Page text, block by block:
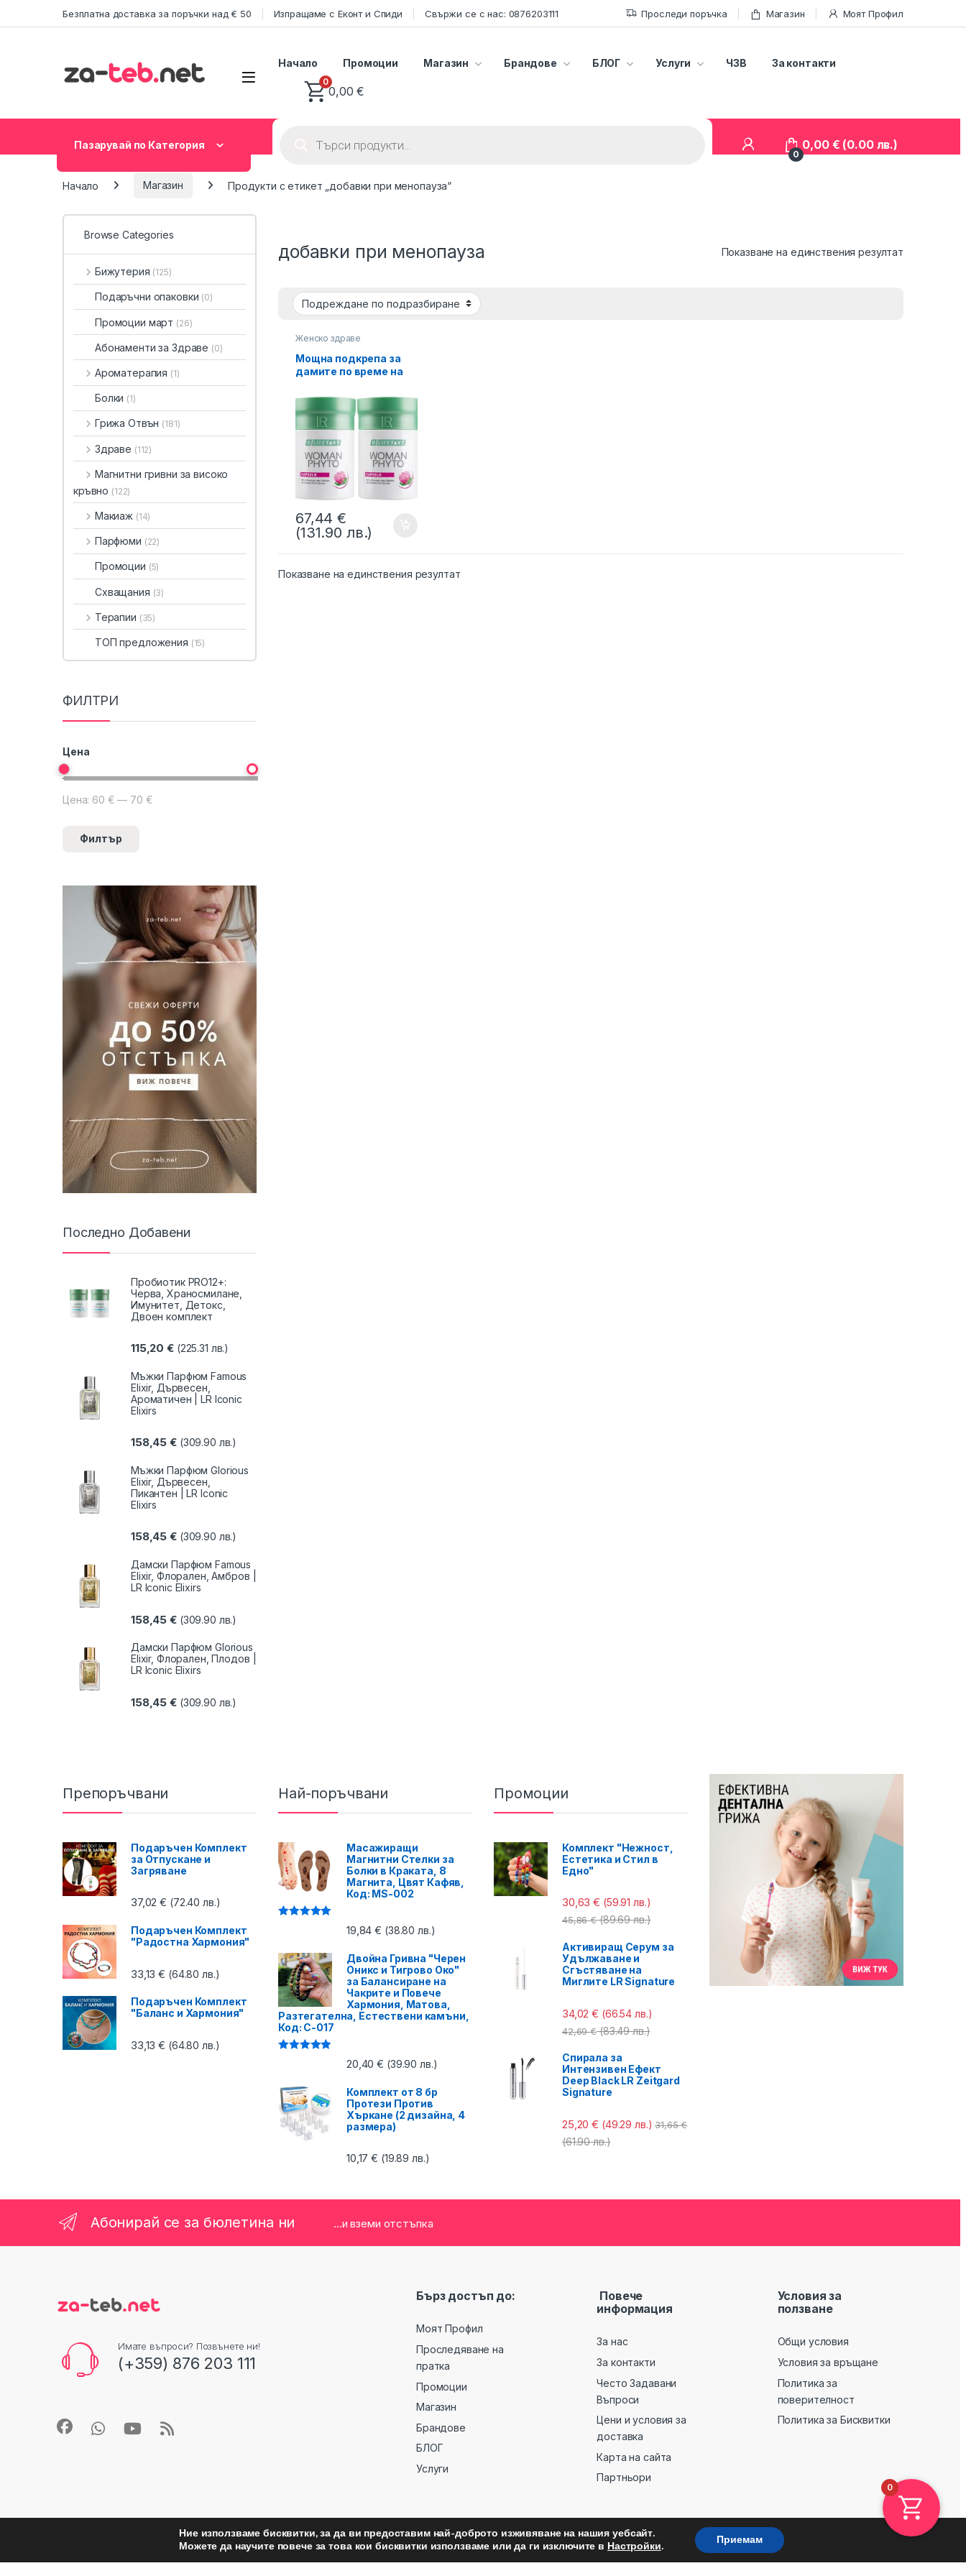
Безплатна доставка за поръчки над € 50 Изпращаме с Еконт и Спиди Свържи се с нас: 0876203111 Проследи поръчка Магазин Моят Профил
Начало Промоции Магазин Брандове БЛОГ Услуги ЧЗВ За контакти
0
0,00€
Пазарувай по Категория
0
0,00 € (0.00 лв.)
Начало Магазин Продукти с етикет „добавки при менопауза“
добавки при менопауза Показване на единствения резултат
Женско здраве
Мощна подкрепа за
дамите по време на
Phytoactiv с калций и
витамин D | Двоен
комплект
67,44€
(131.90 лв.)
Показване на единствения резултат
Browse Categories
Бижутерия (125)
Подаръчни опаковки (0)
Промоции март (26)
Абонаменти за Здраве (0)
Ароматерапия (1)
Болки (1)
Грижа Отвън (181)
Здраве (112)
Магнитни гривни за високо
кръвно (122)
Макиаж (14)
Парфюми (22)
Промоции (5)
Схващания (3)
Терапии (35)
ТОП предложения (15)
ФИЛТРИ
Цена
Минимална цена
Максимална цена
Филтър
Цена: 60 € — 70 €
Последно Добавени
Пробиотик PRO12+:
Черва, Храносмилане,
Имунитет, Детокс,
Двоен комплект
115,20€ (225.31 лв.)
Мъжки Парфюм Famous
Elixir, Дървесен,
Ароматичен | LR Iconic
Elixirs
158,45€ (309.90 лв.)
Мъжки Парфюм Glorious
Elixir, Дървесен,
Пикантен | LR Iconic
Elixirs
158,45€ (309.90 лв.)
Дамски Парфюм Famous
Elixir, Флорален, Амбров |
LR Iconic Elixirs
158,45€ (309.90 лв.)
Дамски Парфюм Glorious
Elixir, Флорален, Плодов |
LR Iconic Elixirs
158,45€ (309.90 лв.)
Препоръчвани
Подаръчен Комплект
за Отпускане и
Загряване
37,02€ (72.40 лв.)
Подаръчен Комплект
"Радостна Хармония"
33,13€ (64.80 лв.)
Подаръчен Комплект
"Баланс и Хармония"
33,13€ (64.80 лв.)
Най-поръчвани
Масажиращи
Магнитни Стелки за
Болки в Краката, 8
Магнита, Цвят Кафяв,
Код: MS-002
19,84€ (38.80 лв.)
Двойна Гривна "Черен
Оникс и Тигрово Око"
за Балансиране на
Чакрите и Повече
Хармония, Матова,
Разтегателна, Естествени камъни,
Код: C-017
20,40€ (39.90 лв.)
Комплект от 8 бр
Протези Против
Хъркане (2 дизайна, 4
размера)
10,17€ (19.89 лв.)
Промоции
Комплект "Нежност,
Естетика и Стил в
Едно"
30,63€ (59.91 лв.)
45,86€ (89.69 лв.)
Активиращ Серум за
Удължаване и
Сгъстяване на
Миглите LR Signature
34,02€ (66.54 лв.)
42,69€ (83.49 лв.)
Спирала за
Интензивен Ефект
Deep Black LR Zeitgard
Signature
25,20€ (49.29 лв.) 31,65€
(61.90 лв.)
Абонирай се за бюлетина ни ...и вземи отстъпка
Имате въпроси? Позвънете ни!
(+359) 876 203 111
Бърз достъп до:
Моят Профил
Проследяване на
пратка
Промоции
Магазин
Брандове
БЛОГ
Услуги
Повече
информация
За нас
За контакти
Често Задавани
Въпроси
Цени и условия за
доставка
Карта на сайта
Партньори
Условия за
ползване
Общи условия
Условия за връщане
Политика за
поверителност
Политика за Бисквитки
- All Rights Reserved
Ние използваме бисквитки, за да ви предоставим най-доброто изживяване на нашия уебсайт.
Можете да научите повече за това кои бисквитки използваме или да ги изключите в Настройки. Приемам
0